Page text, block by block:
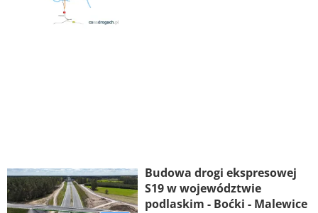
Budowa drogi ekspresowej
S19 w województwie
podlaskim - Boćki - Malewice